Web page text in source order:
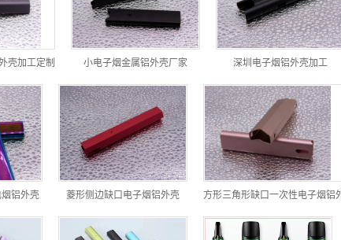
壳加工定制 小电子烟金属铝外壳厂家 深圳电子烟铝外壳加工
铝外壳 菱形侧边缺口电子烟铝外壳